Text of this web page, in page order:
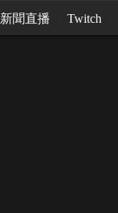
新聞直播 Twitch